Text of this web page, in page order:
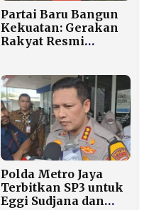
Partai Baru Bangun
Kekuatan: Gerakan
Rakyat Resmi
Utama
Polda Metro Jaya
Terbitkan SP3 untuk
Eggi Sudjana dan